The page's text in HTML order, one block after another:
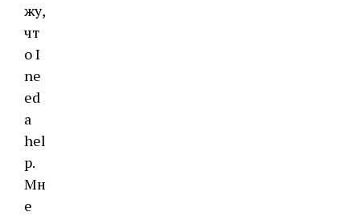
жу,
чт
о I
ne
ed
a
hel
p.
Мн
е